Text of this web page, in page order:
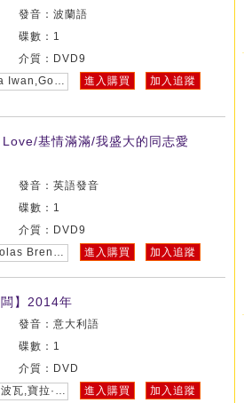
發音：波蘭語
碟數：1
介質：DVD9
演員：Dawid Antkowiak,Daria Iwan,Goria Korneluk,Bodo Kox
進入購買 加入追蹤
基情滿滿/我盛大的同志愛
發音：英語發音
碟數：1
介質：DVD9
演員：Jonathan Lisecki,Nicholas Brendon,Todd Stroik
進入購買 加入追蹤
】2014年
發音：意大利語
碟數：1
介質：DVD
演員：Scusate se esisto雷歐·波瓦,寶拉·柯特萊西,馬可·波西,Corrado Fortuna,埃尼奧·凡塔斯蒂奇尼
進入購買 加入追蹤